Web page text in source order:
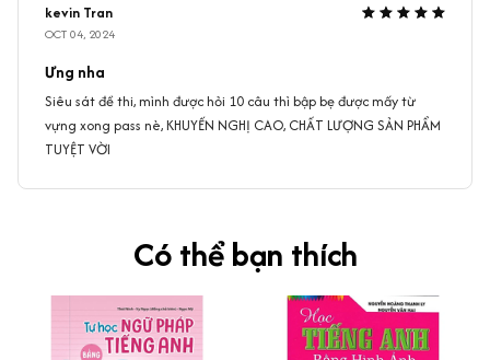
kevin Tran
OCT 04, 2024
Ưng nha
Siêu sát đề thi, mình được hỏi 10 câu thì bập bẹ được mấy từ
vựng xong pass nè, KHUYẾN NGHỊ CAO, CHẤT LƯỢNG SẢN PHẨM
TUYỆT VỜI
Có thể bạn thích